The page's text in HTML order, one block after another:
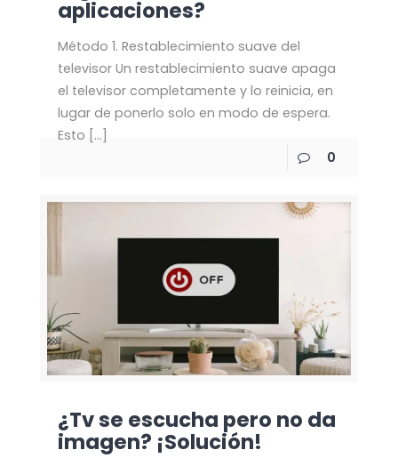
aplicaciones?
Método 1. Restablecimiento suave del
televisor Un restablecimiento suave apaga
el televisor completamente y lo reinicia, en
lugar de ponerlo solo en modo de espera.
Esto […]
0
¿Tv se escucha pero no da
imagen? ¡Solución!